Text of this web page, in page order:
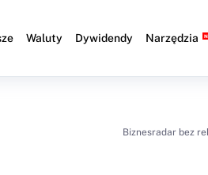
Waluty Dywidendy Narzędzia
Biznesradar bez